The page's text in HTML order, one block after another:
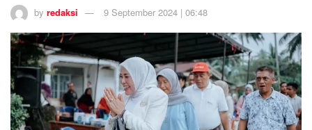
by redaksi 9 September 2024 | 06:48